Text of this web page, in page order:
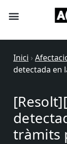
Inici ›
detectada en
tràmits